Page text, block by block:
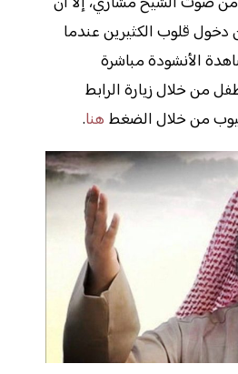
قلوب الكثيرين عندما
الأنشودة مباشرة
من خلال زيارة الرابط
من خلال الضغط هنا.